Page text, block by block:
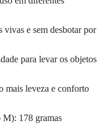
e sem desbotar por
para levar os objetos
mais leveza e conforto
M): 178 gramas